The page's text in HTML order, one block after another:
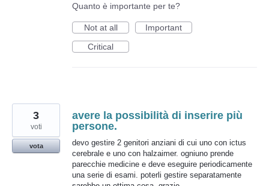
Quanto è importante per te?
Not at all
Important
Critical
avere la possibilità di inserire più
persone.
devo gestire 2 genitori anziani di cui uno con ictus
cerebrale e uno con halzaimer. ogniuno prende
parecchie medicine e deve eseguire periodicamente
una serie di esami. poterli gestire separatamente
3
voti
vota